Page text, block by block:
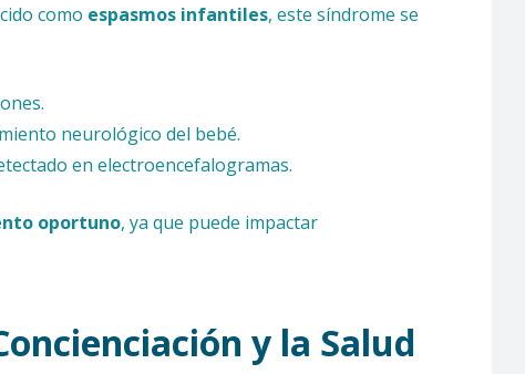
como espasmos infantiles, este síndrome se
neurológico del bebé.
en electroencefalogramas.
oportuno, ya que puede impactar
y la Salud